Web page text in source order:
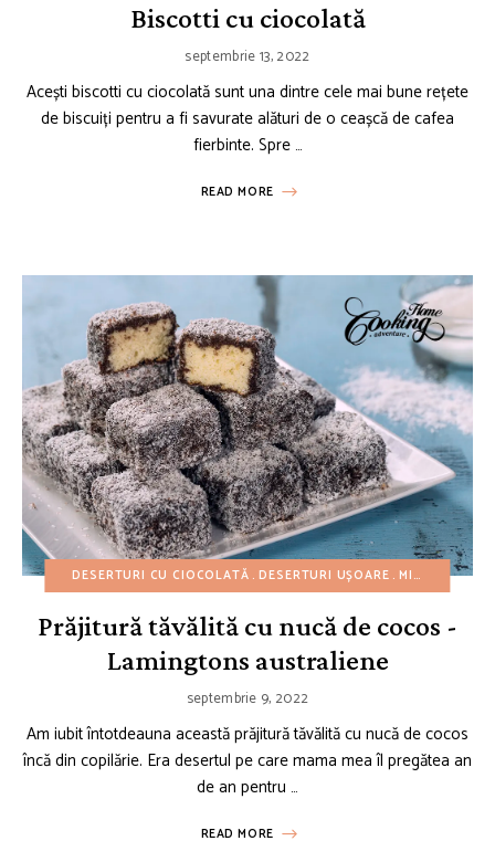
Biscotti cu ciocolată
septembrie 13, 2022
Acești biscotti cu ciocolată sunt una dintre cele mai bune rețete
de biscuiți pentru a fi savurate alături de o ceașcă de cafea
fierbinte. Spre …
READ MORE
DESERTURI CU CIOCOLATĂ DESERTURI UȘOARE MINI PRĂJITURI
Prăjitură tăvălită cu nucă de cocos -
Lamingtons australiene
septembrie 9, 2022
Am iubit întotdeauna această prăjitură tăvălită cu nucă de cocos
încă din copilărie. Era desertul pe care mama mea îl pregătea an
de an pentru …
READ MORE